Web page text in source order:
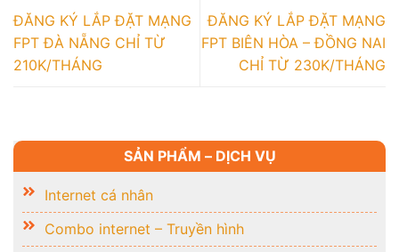
SẢN PHẨM – DỊCH VỤ
Internet cá nhân
Combo internet – Truyền hình
ĐĂNG KÝ LẮP ĐẶT MẠNG
FPT ĐÀ NẴNG CHỈ TỪ
210K/THÁNG
ĐĂNG KÝ LẮP ĐẶT MẠNG
FPT BIÊN HÒA – ĐỒNG NAI
CHỈ TỪ 230K/THÁNG